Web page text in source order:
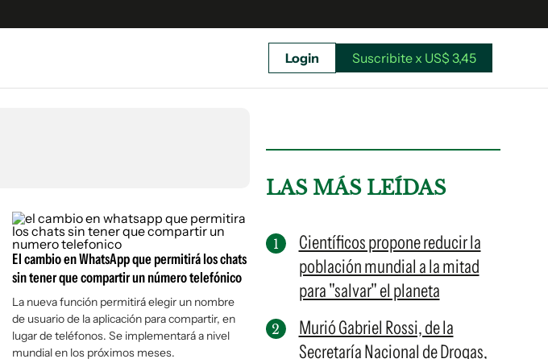
Suscribite x US$ 3,45
Login Suscribite x US$ 3,45
El cambio en WhatsApp que permitirá los chats
sin tener que compartir un número telefónico
La nueva función permitirá elegir un nombre
de usuario de la aplicación para compartir, en
lugar de teléfonos. Se implementará a nivel
mundial en los próximos meses.
LAS MÁS LEÍDAS
Científicos propone reducir la
población mundial a la mitad
para "salvar" el planeta
Murió Gabriel Rossi, de la
Secretaría Nacional de Drogas,